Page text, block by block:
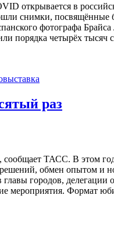
открывается в
снимки,
фотографа
порядка четырёх
раз
ТАСС. В этом
обмен опытом
городов,
мероприятия. Формат